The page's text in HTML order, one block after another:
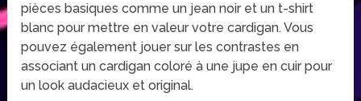
pièces basiques comme un jean noir et un t-shirt
blanc pour mettre en valeur votre cardigan. Vous
pouvez également jouer sur les contrastes en
associant un cardigan coloré à une jupe en cuir pour
un look audacieux et original.